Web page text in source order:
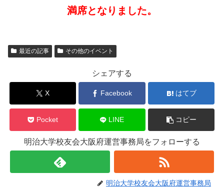
満席となりました。
最近の記事 その他のイベント
シェアする
X Facebook はてブ
Pocket LINE コピー
明治大学校友会大阪府運営事務局をフォローする
明治大学校友会大阪府運営事務局